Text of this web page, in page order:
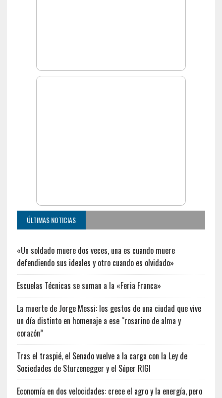
ÚLTIMAS NOTICIAS
«Un soldado muere dos veces, una es cuando muere
defendiendo sus ideales y otro cuando es olvidado»
Escuelas Técnicas se suman a la «Feria Franca»
La muerte de Jorge Messi: los gestos de una ciudad que vive
un día distinto en homenaje a ese “rosarino de alma y
corazón”
Tras el traspié, el Senado vuelve a la carga con la Ley de
Sociedades de Sturzenegger y el Súper RIGI
Economía en dos velocidades: crece el agro y la energía, pero